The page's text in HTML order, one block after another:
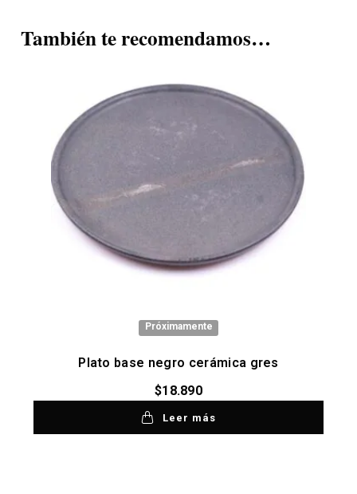
También te recomendamos…
Próximamente
Plato base negro cerámica gres
$18.890
Leer más